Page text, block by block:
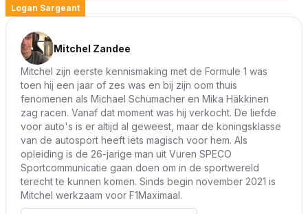
Logan Sargeant
Mitchel Zandee
Mitchel zijn eerste kennismaking met de Formule 1 was
toen hij een jaar of zes was en bij zijn oom thuis
fenomenen als Michael Schumacher en Mika Häkkinen
zag racen. Vanaf dat moment was hij verkocht. De liefde
voor auto's is er altijd al geweest, maar de koningsklasse
van de autosport heeft iets magisch voor hem. Als
opleiding is de 26-jarige man uit Vuren SPECO
Sportcommunicatie gaan doen om in de sportwereld
terecht te kunnen komen. Sinds begin november 2021 is
Mitchel werkzaam voor F1Maximaal.